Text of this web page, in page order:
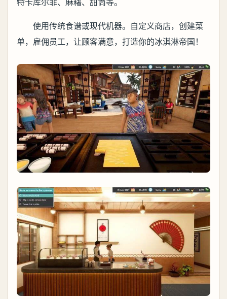
使用传统食谱或现代机器。自定义商店，创建菜
单，雇佣员工，让顾客满意，打造你的冰淇淋帝国！